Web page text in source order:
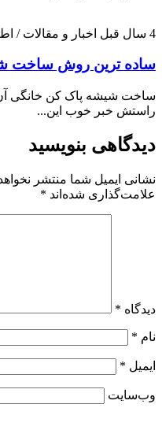
4 سال قبل اخبار و مقالات /
ساده ترین روش ساخت
ساخت شیشه پاک کن خانگی
راستش خبر خوب این...
دیدگاهی بنویسید
نشانی ایمیل شما منتشر
علامت‌گذاری شده‌اند *
دیدگاه *
نام *
ایمیل *
وب‌سایت